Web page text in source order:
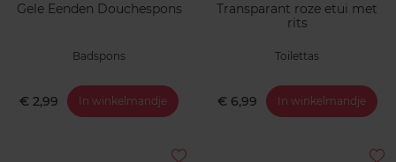
Gele Eenden Douchespons
Badspons
€ 2,99 In winkelmandje
Transparant roze etui met
rits
Toilettas
€ 6,99 In winkelmandje